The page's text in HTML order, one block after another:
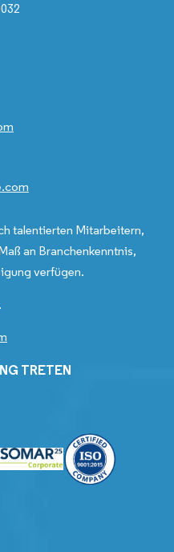
talentierten Mitarbeitern,
an Branchenkenntnis,
verfügen.
TRETEN